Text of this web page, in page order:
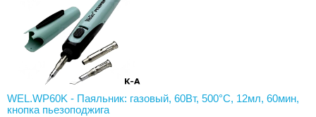
WEL.WP60K - Паяльник: газовый, 60Вт, 500°C, 12мл, 60мин,
кнопка пьезоподжига